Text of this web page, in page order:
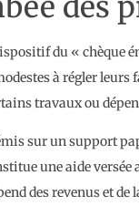
du « chèque
à régler leurs
travaux ou
sur un support
une aide versée
des revenus et